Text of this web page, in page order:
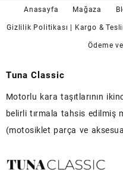
Anasayfa Mağaza
Gizlilik Politikası | Kargo &
Ödeme
Tuna Classic
Motorlu kara taşıtlarının
belirli tırmala tahsis edilmiş
(motosiklet parça ve